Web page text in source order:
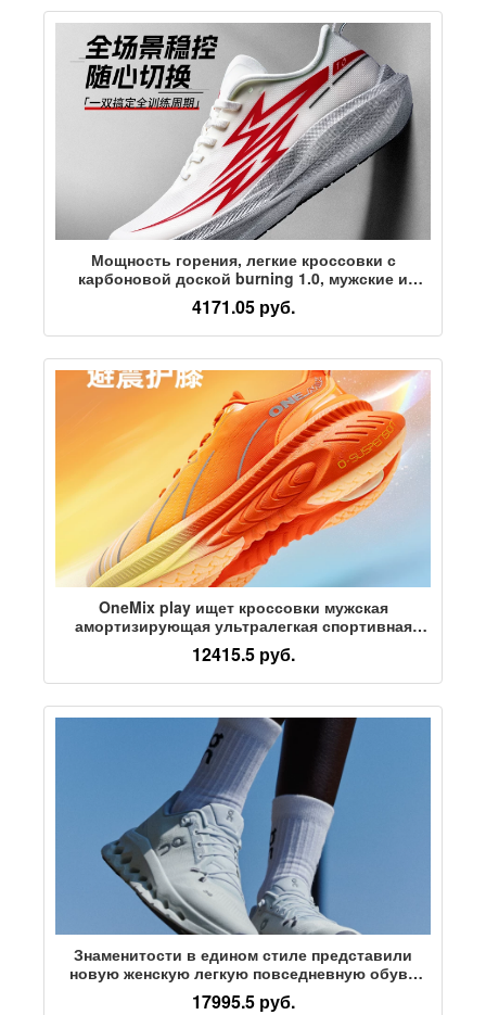
Мощность горения, легкие кроссовки с
карбоновой доской burning 1.0, мужские и
женские гоночные кроссовки,
профессиональная спортивная обувь для
комплексного медицинского осмотра и
4171.05 руб.
OneMix play ищет кроссовки мужская
амортизирующая ультралегкая спортивная
обувь женские профессиональные кроссовки
дышащая мужская обувь легкая обувь для бега
трусцой
12415.5 руб.
Знаменитости в едином стиле представили
новую женскую легкую повседневную обувь
Cloudtilt
17995.5 руб.